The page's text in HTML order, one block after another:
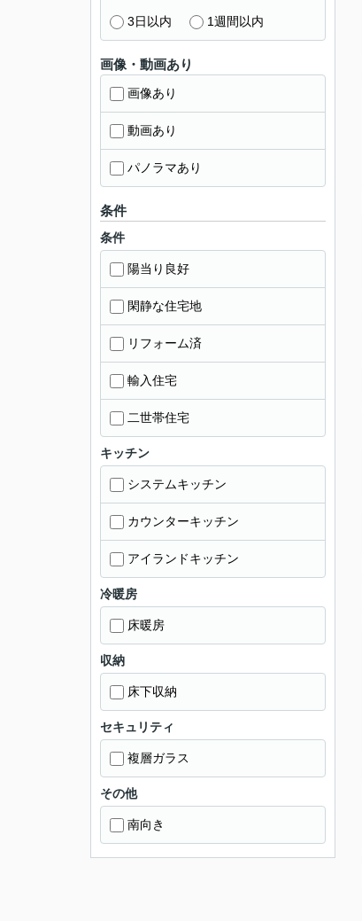
3日以内 1週間以内
画像・動画あり
画像あり
動画あり
パノラマあり
条件
条件
陽当り良好
閑静な住宅地
リフォーム済
輸入住宅
二世帯住宅
キッチン
システムキッチン
カウンターキッチン
アイランドキッチン
冷暖房
床暖房
収納
床下収納
セキュリティ
複層ガラス
その他
南向き